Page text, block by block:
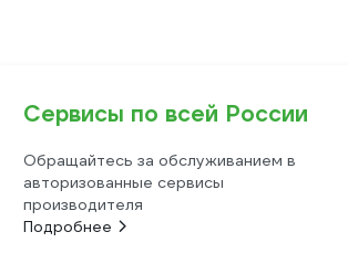
Сервисы по всей России
Обращайтесь за обслуживанием в
авторизованные сервисы
производителя
Подробнее